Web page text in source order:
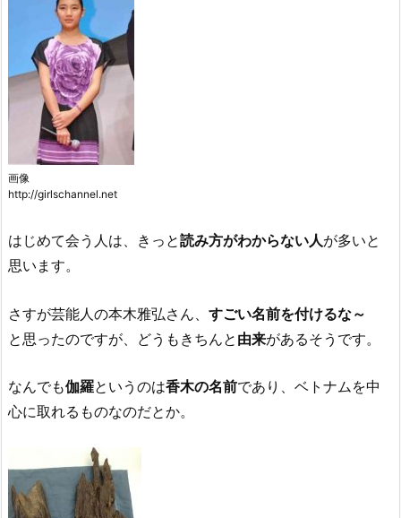
画像
http://girlschannel.net
はじめて会う人は、きっと読み方がわからない人が多いと
思います。
さすが芸能人の本木雅弘さん、 すごい名前を付けるな～
と思ったのですが、どうもきちんと 由来があるそうです。
なんでも伽羅というのは香木の名前であり、ベトナムを中
心に取れるものなのだとか。